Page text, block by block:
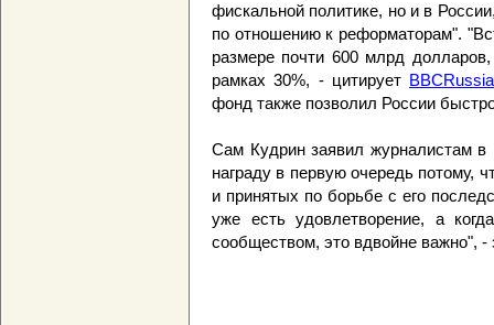
фискальной политике, но и в
по отношению к реформаторам".
размере почти 600 млрд
рамках 30%, - цитирует
фонд также позволил России
Сам Кудрин заявил журналистам в
награду в первую очередь потому,
и принятых по борьбе с его
уже есть удовлетворение, а
сообществом, это вдвойне важно",